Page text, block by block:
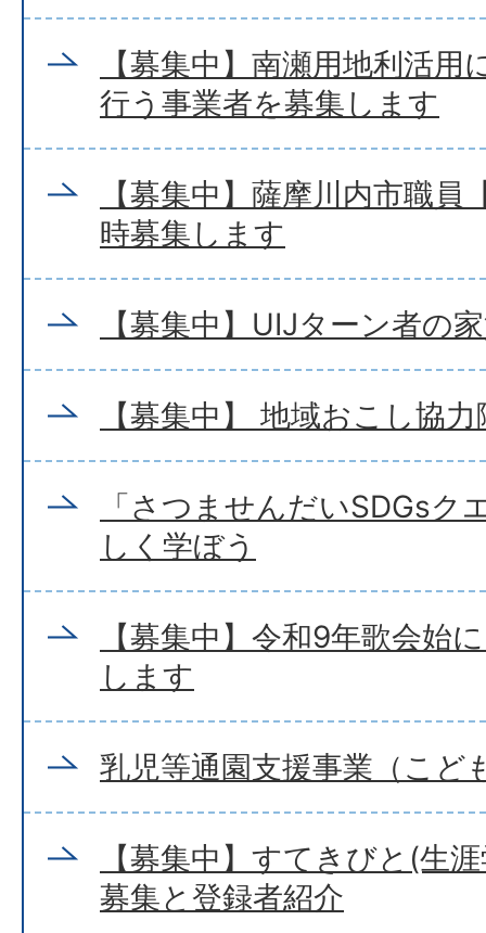
【募集中】南瀬用地利活
行う事業者を募集します
【募集中】薩摩川内市職
時募集します
【募集中】UIJターン者の
【募集中】 地域おこし協
「さつませんだいSDGsク
しく学ぼう
【募集中】令和9年歌会始
します
乳児等通園支援事業（こど
【募集中】すてきびと(生
募集と登録者紹介